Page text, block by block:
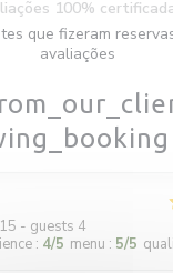
- guests 4
: 4/5 menu : 5/5
100%
que fizeram
avaliações